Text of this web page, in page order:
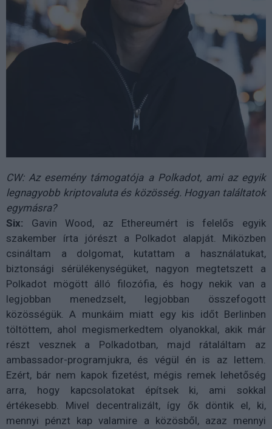
CW: Az esemény támogatója a Polkadot, ami az egyik
legnagyobb kriptovaluta és közösség. Hogyan találtatok
egymásra?
Six: Gavin Wood, az Ethereumért is felelős egyik
szakember írta jórészt a Polkadot alapját. Miközben
csináltam a dolgomat, kutattam a használatukat,
biztonsági sérülékenységüket, nagyon megtetszett a
Polkadot mögött álló filozófia, és hogy nekik van a
legjobban menedzselt, legjobban összefogott
közösségük. A munkáim miatt egy kis időt Berlinben
töltöttem, ahol megismerkedtem olyanokkal, akik már
részt vesznek a Polkadotban, majd rátaláltam az
ambassador-programjukra, és végül én is az lettem.
Ezért, bár nem kapok fizetést, mégis remek lehetőség
arra, hogy kapcsolatokat építsek ki, ami sokkal
értékesebb. Mivel decentralizált, így ők döntik el, ki,
mennyi pénzt kap valamire a közösből, azaz mennyi